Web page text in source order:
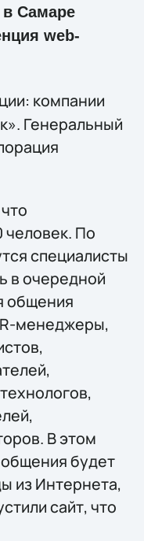
в Самаре
web-
компании
Генеральный
человек. По
специалисты
в очередной
общения
менеджеры,
В этом
будет
из Интернета,
сайт, что